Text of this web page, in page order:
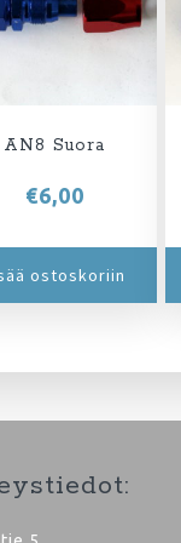
AN8 Suora
€6,00
ostoskoriin